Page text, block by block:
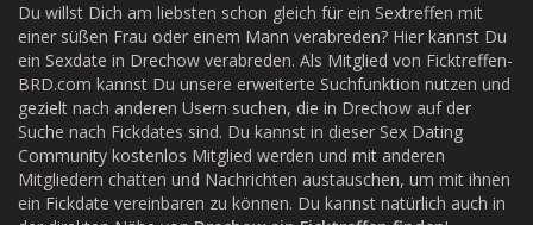
Du willst Dich am liebsten schon gleich für ein Sextreffen mit
einer süßen Frau oder einem Mann verabreden? Hier kannst Du
ein Sexdate in Drechow verabreden. Als Mitglied von Ficktreffen-
BRD.com kannst Du unsere erweiterte Suchfunktion nutzen und
gezielt nach anderen Usern suchen, die in Drechow auf der
Suche nach Fickdates sind. Du kannst in dieser Sex Dating
Community kostenlos Mitglied werden und mit anderen
Mitgliedern chatten und Nachrichten austauschen, um mit ihnen
ein Fickdate vereinbaren zu können. Du kannst natürlich auch in